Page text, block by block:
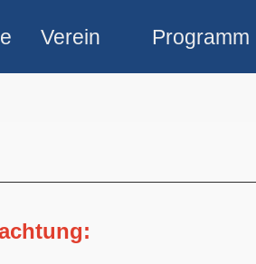
Verein Programm